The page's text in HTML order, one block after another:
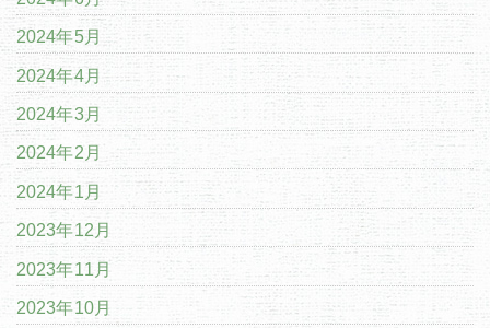
2024年5月
2024年4月
2024年3月
2024年2月
2024年1月
2023年12月
2023年11月
2023年10月